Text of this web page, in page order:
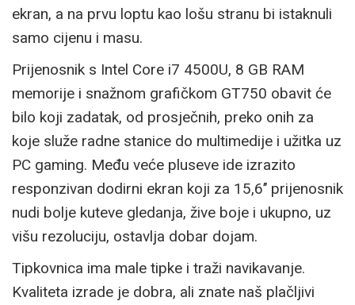
ekran, a na prvu loptu kao lošu stranu bi istaknuli
samo cijenu i masu.
Prijenosnik s Intel Core i7 4500U, 8 GB RAM
memorije i snažnom grafičkom GT750 obavit će
bilo koji zadatak, od prosječnih, preko onih za
koje služe radne stanice do multimedije i užitka uz
PC gaming. Među veće pluseve ide izrazito
responzivan dodirni ekran koji za 15,6’’ prijenosnik
nudi bolje kuteve gledanja, žive boje i ukupno, uz
višu rezoluciju, ostavlja dobar dojam.
Tipkovnica ima male tipke i traži navikavanje.
Kvaliteta izrade je dobra, ali znate naš plačljivi